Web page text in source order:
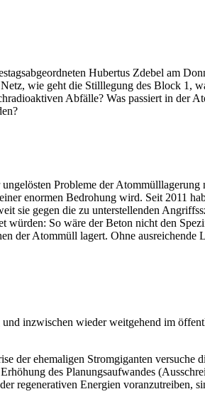
Hubertus Zdebel am
wie geht die Stilllegung des Block 1,
Abfälle? Was passiert in der
Probleme der Atommülllagerung
enormen Bedrohung wird. Seit 2011
sie gegen die zu unterstellenden
So wäre der Beton nicht den
der Atommüll lagert. Ohne
inzwischen wieder weitgehend im
der ehemaligen Stromgiganten versuche
des Planungsaufwandes
regenerativen Energien voranzutreiben,